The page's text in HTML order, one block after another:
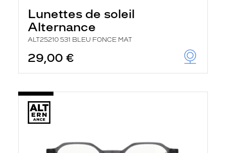
Lunettes de soleil
Alternance
ALT25210 531 BLEU FONCE MAT
29,00 €